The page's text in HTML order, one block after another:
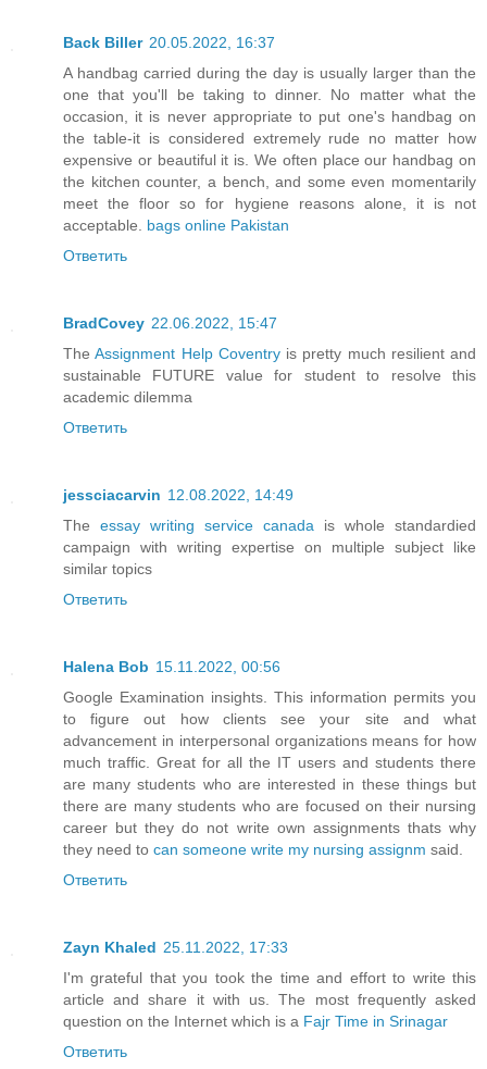
Back Biller 20.05.2022, 16:37
A handbag carried during the day is usually larger than the
one that you'll be taking to dinner. No matter what the
occasion, it is never appropriate to put one's handbag on
the table-it is considered extremely rude no matter how
expensive or beautiful it is. We often place our handbag on
the kitchen counter, a bench, and some even momentarily
meet the floor so for hygiene reasons alone, it is not
acceptable. bags online Pakistan
Ответить
BradCovey 22.06.2022, 15:47
TheAssignment Help Coventryis pretty much resilient and
sustainable FUTURE value for student to resolve this
academic dilemma
Ответить
jessciacarvin 12.08.2022, 14:49
The essay writing service canada is whole standardied
campaign with writing expertise on multiple subject like
similar topics
Ответить
Halena Bob 15.11.2022, 00:56
Google Examination insights. This information permits you
to figure out how clients see your site and what
advancement in interpersonal organizations means for how
much traffic. Great for all the IT users and students there
are many students who are interested in these things but
there are many students who are focused on their nursing
career but they do not write own assignments thats why
they need to can someone write my nursing assignm said.
Ответить
Zayn Khaled 25.11.2022, 17:33
I'm grateful that you took the time and effort to write this
article and share it with us. The most frequently asked
question on the Internet which is a Fajr Time in Srinagar
Ответить